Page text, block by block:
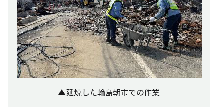
▲延焼した輪島朝市での作業